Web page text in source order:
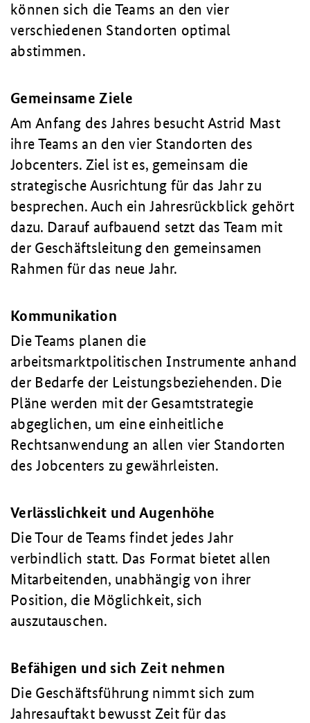
können sich die Teams an den vier
verschiedenen Standorten optimal
abstimmen.
Gemeinsame Ziele
Am Anfang des Jahres besucht Astrid Mast
ihre Teams an den vier Standorten des
Jobcenters. Ziel ist es, gemeinsam die
strategische Ausrichtung für das Jahr zu
besprechen. Auch ein Jahresrückblick gehört
dazu. Darauf aufbauend setzt das Team mit
der Geschäftsleitung den gemeinsamen
Rahmen für das neue Jahr.
Kommunikation
Die Teams planen die
arbeitsmarktpolitischen Instrumente anhand
der Bedarfe der Leistungsbeziehenden. Die
Pläne werden mit der Gesamtstrategie
abgeglichen, um eine einheitliche
Rechtsanwendung an allen vier Standorten
des Jobcenters zu gewährleisten.
Verlässlichkeit und Augenhöhe
Die Tour de Teams findet jedes Jahr
verbindlich statt. Das Format bietet allen
Mitarbeitenden, unabhängig von ihrer
Position, die Möglichkeit, sich
auszutauschen.
Befähigen und sich Zeit nehmen
Die Geschäftsführung nimmt sich zum
Jahresauftakt bewusst Zeit für das